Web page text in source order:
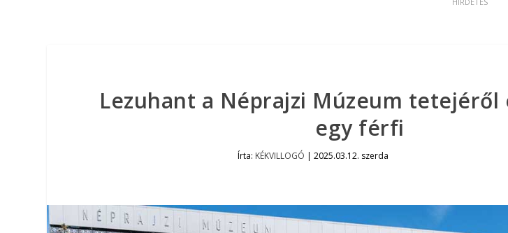
Lezuhant a Néprajzi Múzeum tetejéről
egy férfi
Írta: KÉKVILLOGÓ |2025.03.12. szerda